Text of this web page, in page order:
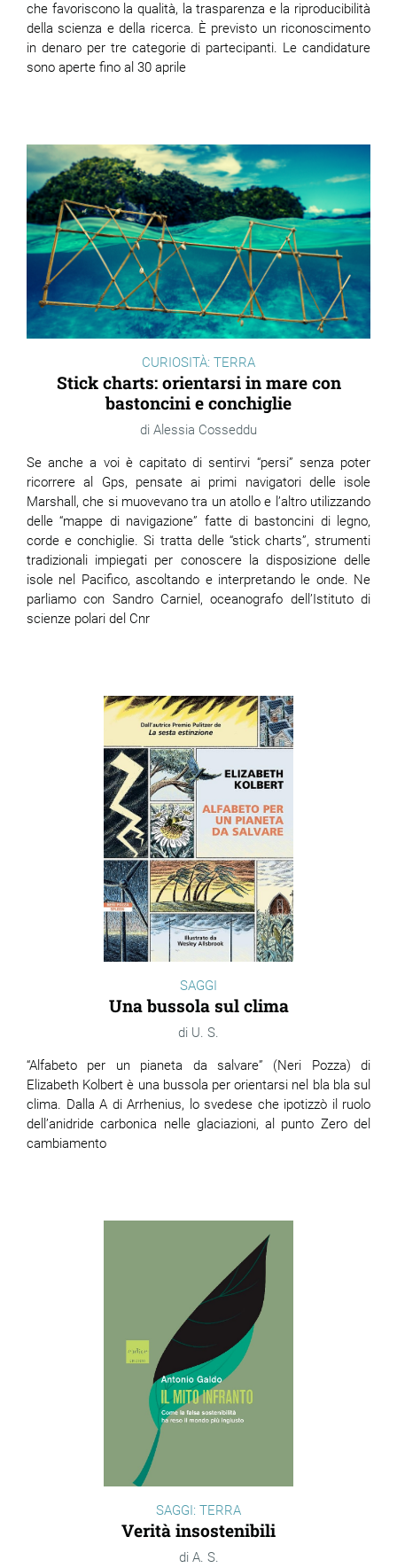
che favoriscono la qualità, la trasparenza e la riproducibilità
della scienza e della ricerca. È previsto un riconoscimento
in denaro per tre categorie di partecipanti. Le candidature
sono aperte fino al 30 aprile
CURIOSITÀ: TERRA
Stick charts: orientarsi in mare con
bastoncini e conchiglie
Alessia Cosseddu
Se anche a voi è capitato di sentirvi “persi” senza poter
ricorrere al Gps, pensate ai primi navigatori delle isole
Marshall, che si muovevano tra un atollo e l’altro utilizzando
delle “mappe di navigazione” fatte di bastoncini di legno,
corde e conchiglie. Si tratta delle “stick charts”, strumenti
tradizionali impiegati per conoscere la disposizione delle
isole nel Pacifico, ascoltando e interpretando le onde. Ne
parliamo con Sandro Carniel, oceanografo dell’Istituto di
scienze polari del Cnr
SAGGI
Una bussola sul clima
U. S.
“Alfabeto per un pianeta da salvare” (Neri Pozza) di
Elizabeth Kolbert è una bussola per orientarsi nel bla bla sul
clima. Dalla A di Arrhenius, lo svedese che ipotizzò il ruolo
dell’anidride carbonica nelle glaciazioni, al punto Zero del
cambiamento
SAGGI: TERRA
Verità insostenibili
A. S.